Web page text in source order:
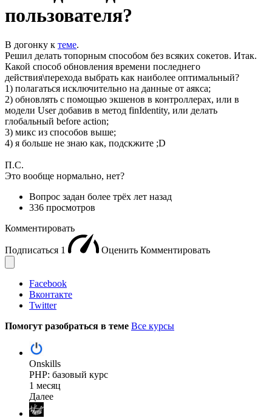
пользователя?
В догонку к теме.
Решил делать топорным способом без всяких сокетов. Итак.
Какой способ обновления времени последнего
действия\перехода выбрать как наиболее оптимальный?
1) полагаться исключительно на данные от аякса;
2) обновлять с помощью экшенов в контроллерах, или в
модели User добавив в метод finIdentity, или делать
глобальный before action;
3) микс из способов выше;
4) я больше не знаю как, подскжите ;D
П.С.
Это вообще нормально, нет?
Вопрос задан более трёх лет назад
336 просмотров
Комментировать
Подписаться 1 Оценить Комментировать
Facebook
Вконтакте
Twitter
Помогут разобраться в теме Все курсы
Onskills
PHP: базовый курс
1 месяц
Далее